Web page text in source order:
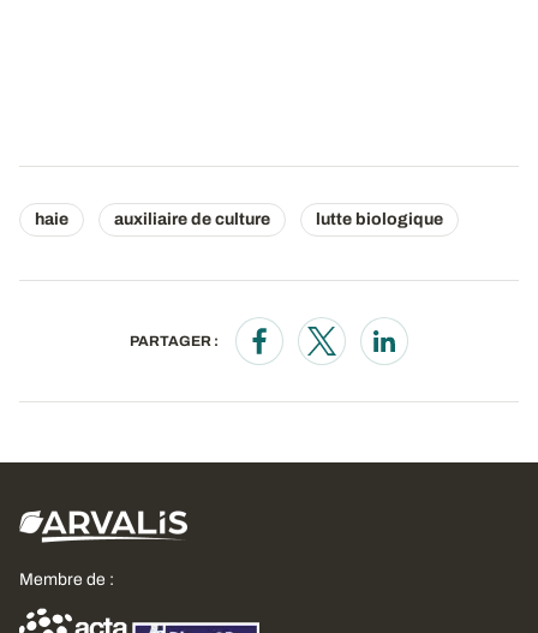
haie auxiliaire de culture lutte biologique
PARTAGER :
Opens in a new window
Opens in a new window
Opens in a new
Membre de :